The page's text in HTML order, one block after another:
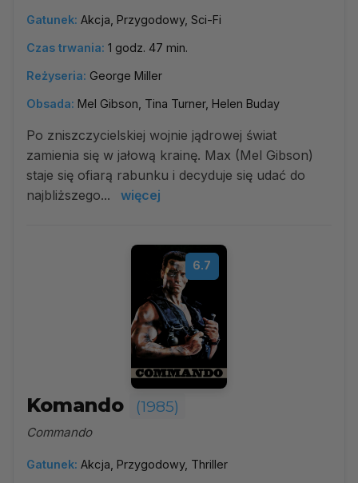
Gatunek: Akcja, Przygodowy, Sci-Fi
Czas trwania: 1 godz. 47 min.
Reżyseria: George Miller
Obsada: Mel Gibson, Tina Turner, Helen Buday
Po zniszczycielskiej wojnie jądrowej świat
zamienia się w jałową krainę. Max (Mel Gibson)
staje się ofiarą rabunku i decyduje się udać do
najbliższego...
więcej
6.7
Komando (1985)
Commando
Gatunek: Akcja, Przygodowy, Thriller